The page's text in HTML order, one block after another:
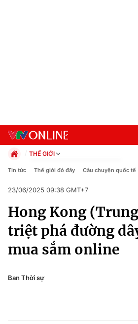
Chuyên mục
Chính trị
Xã hội
Pháp luật
THẾ GIỚI
Chính trị
Pháp luật
Kinh tế
Thể thao
Truyền hình
Văn hóa - Giải trí
Công nghệ
Tin tức Thế giới đó đây Câu chuyện quốc tế
23/06/2025 09:38 GMT+7
Hong Kong
triệt phá đường
mua sắm online
Ban Thời sự